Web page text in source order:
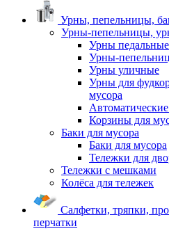
Урны, пепельницы,
Урны-пепельницы,
Урны педальные
Урны-
Урны уличные
Урны для
мусора
Корзины для
Баки для мусора
Баки для мусора
Тележки для
Тележки с мешками
Колёса для тележек
Салфетки, тряпки,
перчатки